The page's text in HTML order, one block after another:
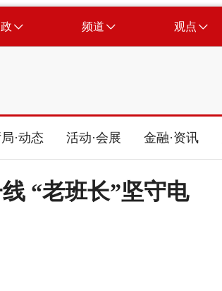
频道 观点
·动态 活动·会展 金融·资讯
“老班长”坚守电